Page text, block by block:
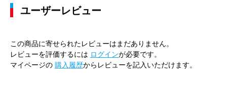
ユーザーレビュー
この商品に寄せられたレビューはまだありません。
レビューを評価するには ログインが必要です。
マイページの 購入履歴からレビューを記入いただけます。